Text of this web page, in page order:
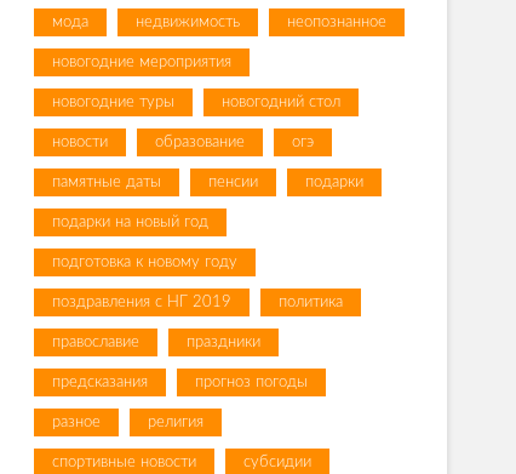
мода недвижимость неопознанное
новогодние мероприятия
новогодние туры новогодний стол
новости образование огэ
памятные даты пенсии подарки
подарки на новый год
подготовка к новому году
поздравления с НГ 2019 политика
православие праздники
предсказания прогноз погоды
разное религия
спортивные новости субсидии